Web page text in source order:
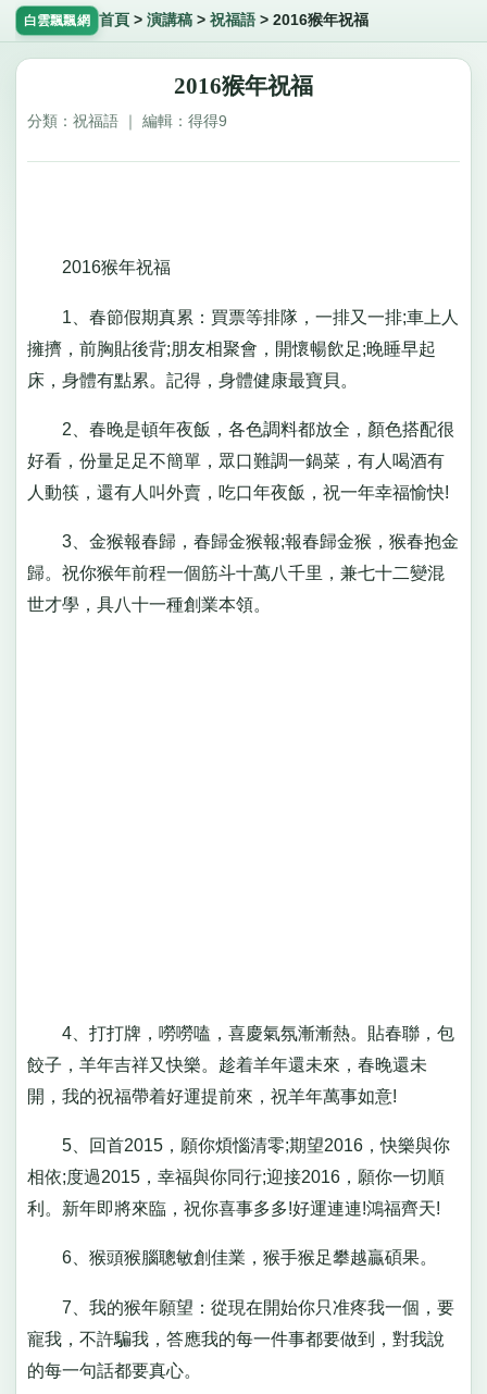
白雲飄飄網 首頁 > 演講稿> 祝福語> 2016猴年祝福
2016猴年祝福
分類：祝福語 ｜ 編輯：得得9
2016猴年祝福
1、春節假期真累：買票等排隊，一排又一排;車上人
擁擠，前胸貼後背;朋友相聚會，開懷暢飲足;晚睡早起
床，身體有點累。記得，身體健康最寶貝。
2、春晚是頓年夜飯，各色調料都放全，顏色搭配很
好看，份量足足不簡單，眾口難調一鍋菜，有人喝酒有
人動筷，還有人叫外賣，吃口年夜飯，祝一年幸福愉快!
3、金猴報春歸，春歸金猴報;報春歸金猴，猴春抱金
歸。祝你猴年前程一個筋斗十萬八千里，兼七十二變混
世才學，具八十一種創業本領。
4、打打牌，嘮嘮嗑，喜慶氣氛漸漸熱。貼春聯，包
餃子，羊年吉祥又快樂。趁着羊年還未來，春晚還未
開，我的祝福帶着好運提前來，祝羊年萬事如意!
5、回首2015，願你煩惱清零;期望2016，快樂與你
相依;度過2015，幸福與你同行;迎接2016，願你一切順
利。新年即將來臨，祝你喜事多多!好運連連!鴻福齊天!
6、猴頭猴腦聰敏創佳業，猴手猴足攀越贏碩果。
7、我的猴年願望：從現在開始你只准疼我一個，要
寵我，不許騙我，答應我的每一件事都要做到，對我說
的每一句話都要真心。